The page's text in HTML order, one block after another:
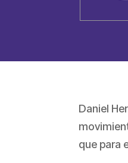
Daniel
que para